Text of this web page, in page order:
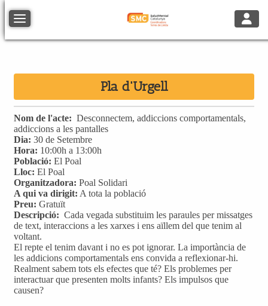
Toggle navigation
Pla d'Urgell
Nom de l'acte: Desconnectem, addiccions comportamentals,
addiccions a les pantalles
Dia: 30 de Setembre
Hora: 10:00h a 13:00h
Població: El Poal
Lloc: El Poal
Organitzadora: Poal Solidari
A qui va dirigit: A tota la població
Preu: Gratuït
Descripció: Cada vegada substituim les paraules per missatges
de text, interaccions a les xarxes i ens aïllem del que tenim al
voltant.
El repte el tenim davant i no es pot ignorar. La importància de
les addicions comportamentals ens convida a reflexionar-hi.
Realment sabem tots els efectes que té? Els problemes per
interactuar que presenten molts infants? Els impulsos que
causen?